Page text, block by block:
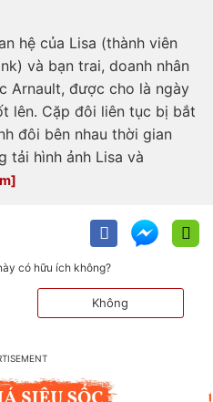
hệ của Lisa (thành viên
và bạn trai, doanh nhân
Arnault, được cho là ngày
lên. Cặp đôi liên tục bị bắt
đôi bên nhau thời gian
tải hình ảnh Lisa và
có hữu ích không?
Không